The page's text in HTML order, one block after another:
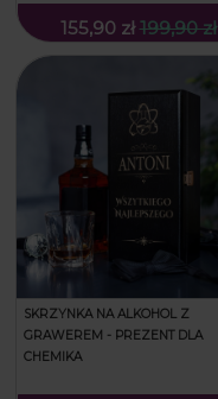
155,90 zł 199,90 zł
SKRZYNKA NA ALKOHOL Z
GRAWEREM - PREZENT DLA
CHEMIKA